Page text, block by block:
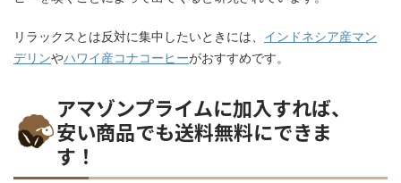
リラックスとは反対に集中したいときには、 インドネシア産マン
デリンやハワイ産コナコーヒーがおすすめです。
アマゾンプライムに加入すれば、
安い商品でも送料無料にできま
す！